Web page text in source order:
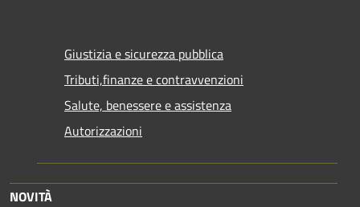
Giustizia e sicurezza pubblica
Tributi,finanze e contravvenzioni
Salute, benessere e assistenza
Autorizzazioni
NOVITÀ